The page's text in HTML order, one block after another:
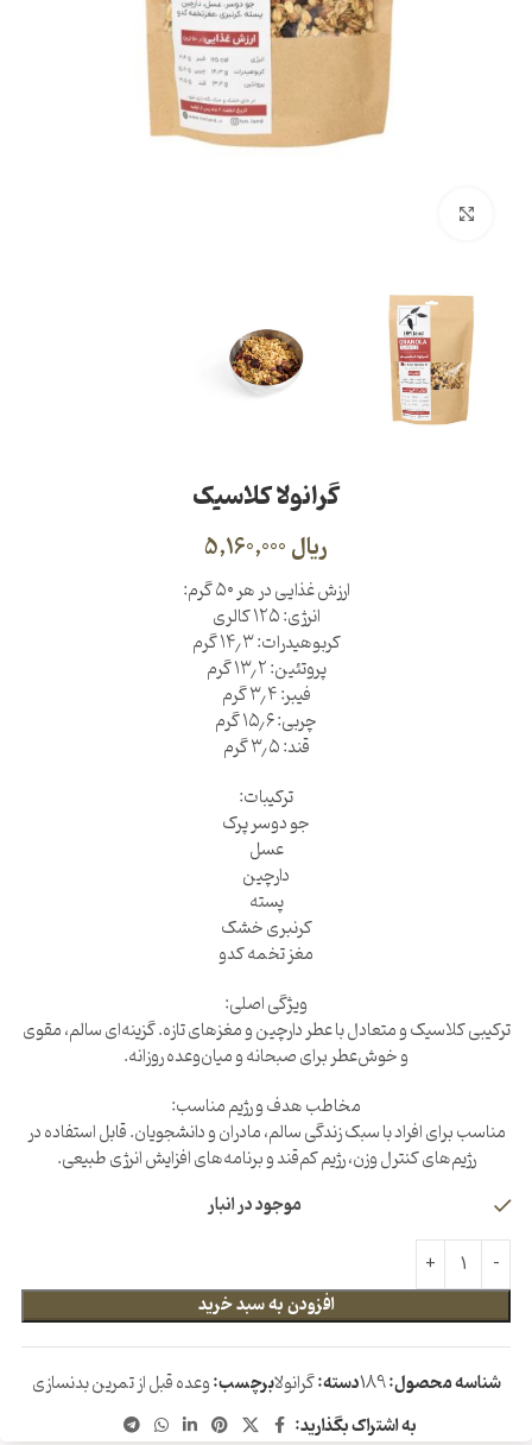
گرانولا کلاسیک
ریال
ارزش غذایی در هر ۵۰ گرم:
انرژی: ۱۲۵ کالری
کربوهیدرات: ۱۴٫۳ گرم
پروتئین: ۱۳٫۲ گرم
فیبر: ۳٫۴ گرم
چربی: ۱۵٫۶ گرم
قند: ۳٫۵ گرم
ترکیبات:
جو دوسر پرک
عسل
دارچین
پسته
کرنبری خشک
مغز تخمه کدو
ویژگی اصلی:
ترکیبی کلاسیک و متعادل با عطر دارچین و مغزهای تازه. گزینه‌ای سالم، مقوی
و خوش‌عطر برای صبحانه و میان‌وعده روزانه.
مخاطب هدف و رژیم مناسب:
مناسب برای افراد با سبک زندگی سالم، مادران و دانشجویان. قابل استفاده در
رژیم‌های کنترل وزن، رژیم کم‌قند و برنامه‌های افزایش انرژی طبیعی.
موجود در انبار
افزودن به سبد خرید
شناسه محصول:189دسته:گرانولابرچسب:وعده قبل از تمرین بدنسازی
به اشتراک بگذارید: